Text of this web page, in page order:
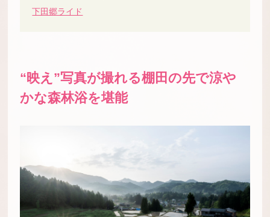
下田郷ライド
“映え”写真が撮れる棚田の先で涼や
かな森林浴を堪能